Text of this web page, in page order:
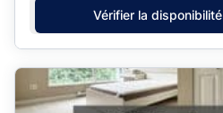
Vérifier la disponibilité